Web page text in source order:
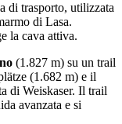
di trasporto, utilizzata
di Lasa.
la cava attiva.
(1.827 m) su un trail
(1.682 m) e il
di Weiskaser. Il trail
avanzata e si